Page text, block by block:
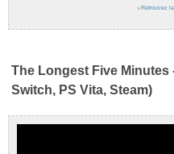
› Retrouvez
The Longest Five Minutes
Switch, PS Vita, Steam)